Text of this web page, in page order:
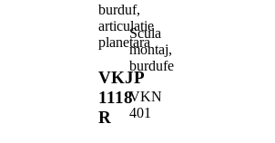
burduf,
articulatie
planetara
VKJP
1118
R
Scula
montaj,
burdufe
VKN
401